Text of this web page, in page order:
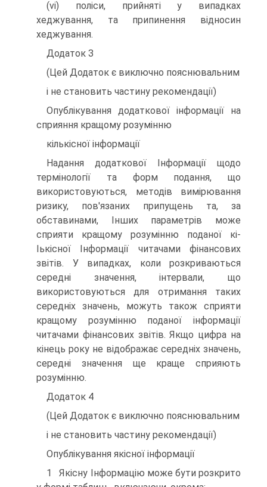
(vi) поліси, прийняті у випадках
хеджування, та припинення відносин
хеджування.
Додаток З
(Цей Додаток є виключно пояснювальним
і не становить частину рекомендації)
Опублікування додаткової інформації на
сприяння кращому розумінню
кількісної інформації
Надання додаткової Інформації щодо
термінології та форм подання, що
використовуються, методів вимірювання
ризику, пов'язаних припущень та, за
обставинами, Інших параметрів може
сприяти кращому розумінню поданої кі-
Іькісної Інформації читачами фінансових
звітів. У випадках, коли розкриваються
середні значення, інтервали, що
використовуються для отримання таких
середніх значень, можуть також сприяти
кращому розумінню поданої інформації
читачами фінансових звітів. Якщо цифра на
кінець року не відображає середніх значень,
середні значення ще краще сприяють
розумінню.
Додаток 4
(Цей Додаток є виключно пояснювальним
і не становить частину рекомендації)
Опублікування якісної інформації
1 Якісну Інформацію може бути розкрито